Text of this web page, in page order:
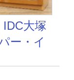
大塚
ー・イ